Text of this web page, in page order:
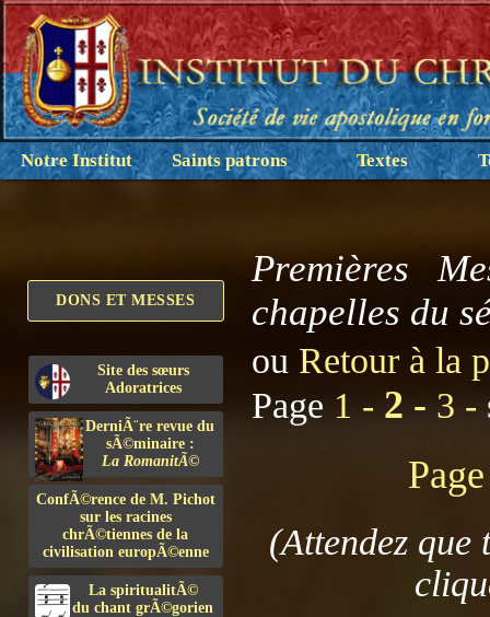
Notre Institut Saints patrons Textes
DONS ET MESSES
Site des sœurs
Adoratrices
DerniÃ¨re revue du
sÃ©minaire :
La RomanitÃ©
ConfÃ©rence de M. Pichot
sur les racines
chrÃ©tiennes de la
civilisation europÃ©enne
La spiritualitÃ©
du chant grÃ©gorien
Premières
chapelles du
ou Retour à la
Page 1 - 2 - 3 -
(Attendez que